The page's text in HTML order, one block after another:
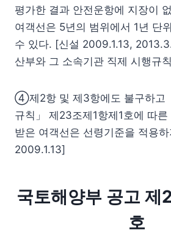
평가한 결과 안전운항에 지장이
여객선은 5년의 범위에서 1년 단
수 있다. [신설 2009.1.13,
산부와 그 소속기관 직제 시행규
④제2항 및 제3항에도 불구하고
규칙」 제23조제1항제1호에 따
받은 여객선은 선령기준을 적용
2009.1.13]
국토해양부 공고
호